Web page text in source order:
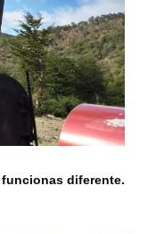
diferente.